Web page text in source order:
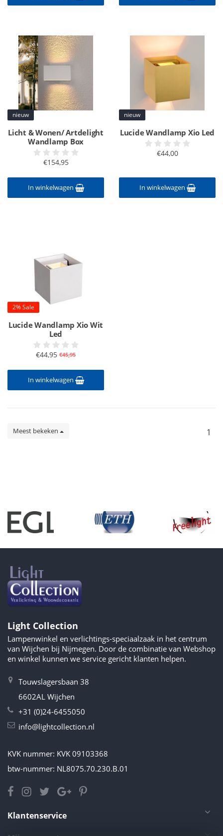
nieuw
Licht & Wonen/ Artdelight
Wandlamp Box
€154,95
In winkelwagen
nieuw
Lucide Wandlamp Xio Led
€44,00
In winkelwagen
2% Sale
Lucide Wandlamp Xio Wit
Led
€44,95 €45,95
In winkelwagen
Meest bekeken 1
Light Collection
Lampenwinkel en verlichtings-speciaalzaak in het centrum
van Wijchen bij Nijmegen. Door de combinatie van Webshop
en winkel kunnen we service gericht klanten helpen.
Touwslagersbaan 38
6602AL Wijchen
+31 (0)24-6455050
info@lightcollection.nl
KVK nummer: KVK 09103368
btw-nummer: NL8075.70.230.B.01
Klantenservice